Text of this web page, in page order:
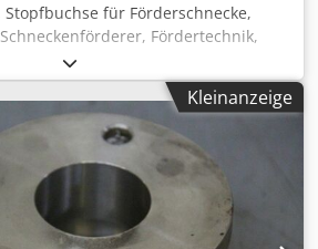
Stopfbuchse für Förderschnecke,
Fördertechnik,
Trocknungsschnecke, Kühlschnecke,
Heizrohrschnecke,
Dodpfxsdfglis Af Dock -
-Stopfbuchse: für Ø 40 mm
-Anzahl: 3x Stopfbuchsen
Stück -Abmessungen: 145/145/H66
Kleinanzeige